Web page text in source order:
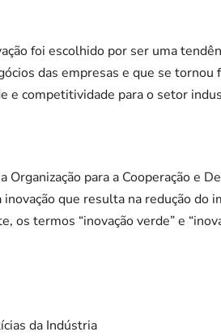
foi escolhido por ser uma
das empresas e que se
e competitividade para o setor
Organização para a Cooperação e
inovação que resulta na redução
os termos “inovação verde” e
da Indústria